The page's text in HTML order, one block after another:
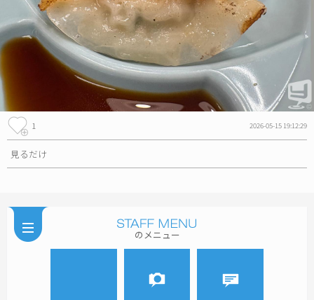
1 2026-05-15 19:12:29
見るだけ
のメニュー